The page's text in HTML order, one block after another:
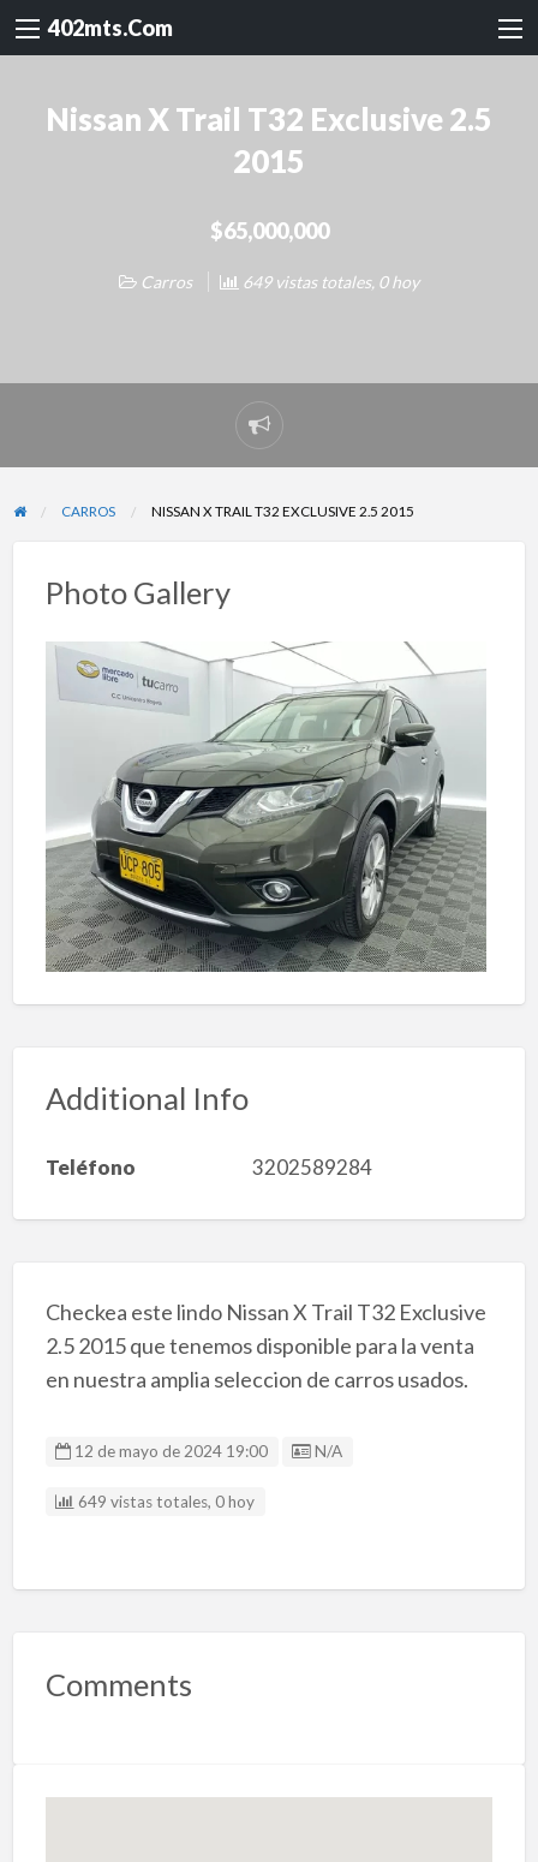
402mts.Com
Nissan X Trail T32 Exclusive 2.5
2015
$65,000,000
Carros 649 vistas totales, 0 hoy
Reportar
problema
CARROS NISSAN X TRAIL T32 EXCLUSIVE 2.5 2015
Photo Gallery
Additional Info
Teléfono 3202589284
Checkea este lindo Nissan X Trail T32 Exclusive
2.5 2015 que tenemos disponible para la venta
en nuestra amplia seleccion de carros usados.
12 de mayo de 2024 19:00 Listing ID
N/A
649 vistas totales, 0 hoy
Comments